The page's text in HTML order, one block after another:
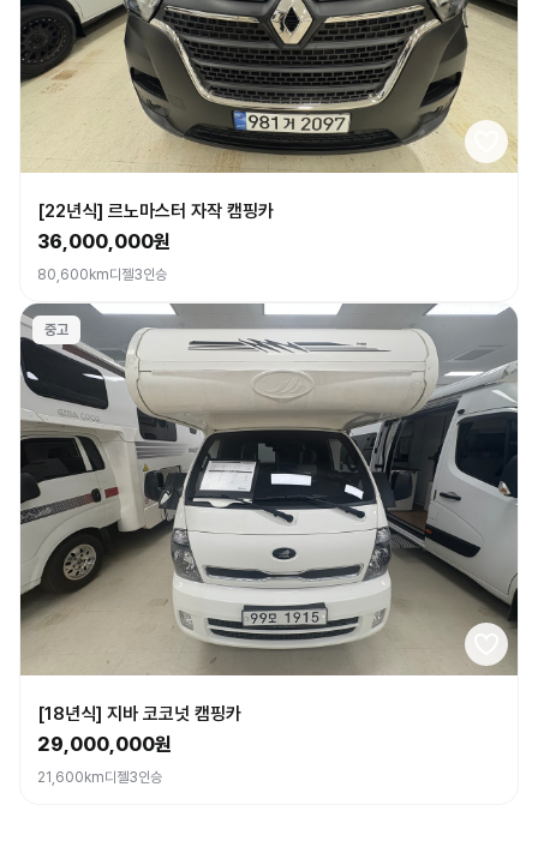
[22년식] 르노마스터 자작 캠핑카
36,000,000원
80,600km디젤3인승
중고
[18년식] 지바 코코넛 캠핑카
29,000,000원
21,600km디젤3인승